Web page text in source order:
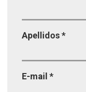
Apellidos*
E-mail *